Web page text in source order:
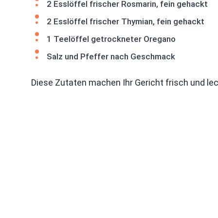
2 Esslöffel frischer Rosmarin, fein gehackt
2 Esslöffel frischer Thymian, fein gehackt
1 Teelöffel getrockneter Oregano
Salz und Pfeffer nach Geschmack
Diese Zutaten machen Ihr Gericht frisch und